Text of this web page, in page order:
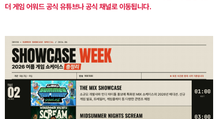
더 게임 어워드 공식 유튜브나 공식 채널로 이동됩니다.